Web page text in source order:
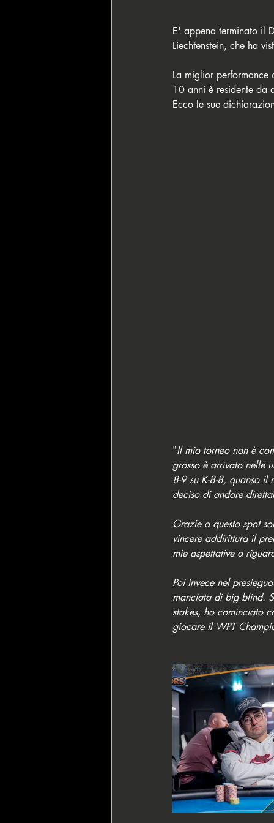
E' appena terminato il
Liechtenstein, che ha
La miglior
10 anni è residente da
Ecco le sue
"Il mio torneo non è
grosso è arrivato nelle
8-9 su K-8-8, quanso il
deciso di andare
Grazie a questo spot
vincere addirittura il
mie aspettative a
Poi invece nel
manciata di big blind.
stakes, ho cominciato
giocare il WPT